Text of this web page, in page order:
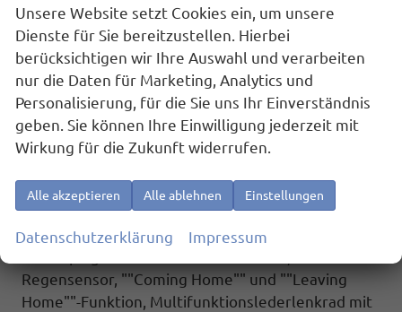
/ Allwetterreifen), 3-Zonen Klimaanlage ""Air Care
Climatronic"" mit Bedienteil im Fahrgastraum,
IQ.Light - LED-Matrix-Scheinwerfer mit LED-
Tagfahrlicht, Fenster ab B-Säule abgedunkelt,
Spurhalteassistent ""Lane Assist"",
Spurwechselassistent ""Side Assist"" inkl. ""Blind
Spot Detection"" (Totwinkelerkennung im Spiegel),
100.000 km.
Komfort und Funktion : Fernlichtregulierung
""Dynamic Light Assist"", LED-Rückleuchten,
Regensensor, ""Coming Home"" und ""Leaving
Home""-Funktion, Multifunktionslederlenkrad mit
Unsere Website setzt Cookies ein, um unsere
Dienste für Sie bereitzustellen. Hierbei
berücksichtigen wir Ihre Auswahl und verarbeiten
nur die Daten für Marketing, Analytics und
Personalisierung, für die Sie uns Ihr Einverständnis
geben. Sie können Ihre Einwilligung jederzeit mit
Wirkung für die Zukunft widerrufen.
Alle akzeptieren Alle ablehnen Einstellungen
Datenschutzerklärung Impressum